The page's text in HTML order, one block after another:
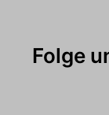
Folge